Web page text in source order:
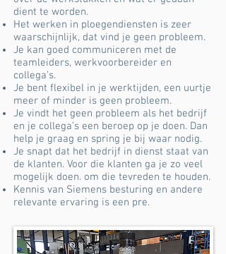
dient te worden.
Het werken in ploegendiensten is zeer
waarschijnlijk, dat vind je geen probleem.
Je kan goed communiceren met de
teamleiders, werkvoorbereider en
collega’s.
Je bent flexibel in je werktijden, een uurtje
meer of minder is geen probleem.
Je vindt het geen probleem als het bedrijf
en je collega’s een beroep op je doen. Dan
help je graag en spring je bij waar nodig.
Je snapt dat het bedrijf in dienst staat van
de klanten. Voor die klanten ga je zo veel
mogelijk doen. om die tevreden te houden.
Kennis van Siemens besturing en andere
relevante ervaring is een pre.